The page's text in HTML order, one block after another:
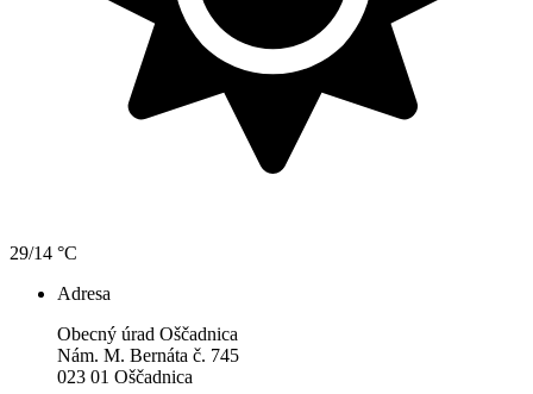
29/14 °C
Adresa
Obecný úrad Oščadnica
Nám. M. Bernáta č. 745
023 01 Oščadnica